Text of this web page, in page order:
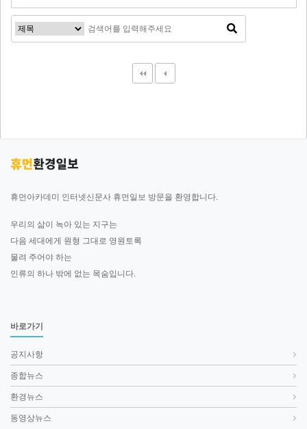
휴먼아카데미 인터넷신문사 휴먼일보 방문을 환영합니다.
우리의 삶이 녹아 있는 지구는
다음 세대에게 원형 그대로 영원토록
물려 주어야 하는
인류의 하나 밖에 없는 목숨입니다.
바로가기
공지사항
종합뉴스
환경뉴스
동영상뉴스